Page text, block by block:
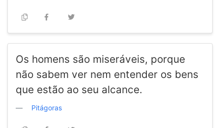
Os homens são miseráveis, porque
não sabem ver nem entender os bens
que estão ao seu alcance.
Pitágoras